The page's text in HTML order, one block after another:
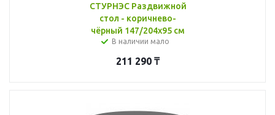
СТУРНЭС Раздвижной
стол - коричнево-
чёрный 147/204x95 см
В наличии мало
211 290 ₸